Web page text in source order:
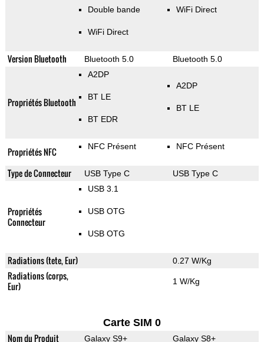
Double bande
WiFi Direct
WiFi Direct
Version Bluetooth Bluetooth 5.0 Bluetooth 5.0
Propriétés Bluetooth
A2DP
BT LE
BT EDR
A2DP
BT LE
Propriétés NFC NFC Présent NFC Présent
Type de Connecteur USB Type C USB Type C
Propriétés
Connecteur
USB 3.1
USB OTG
USB OTG
Radiations (tete, Eur) 0.27 W/Kg
Radiations (corps,
Eur)
1 W/Kg
Carte SIM 0
Nom du Produit Galaxy S9+ Galaxy S8+